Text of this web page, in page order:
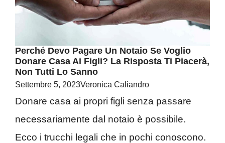
Perché Devo Pagare Un Notaio Se Voglio
Donare Casa Ai Figli? La Risposta Ti Piacerà,
Non Tutti Lo Sanno
Settembre 5, 2023Veronica Caliandro
Donare casa ai propri figli senza passare
necessariamente dal notaio è possibile.
Ecco i trucchi legali che in pochi conoscono.